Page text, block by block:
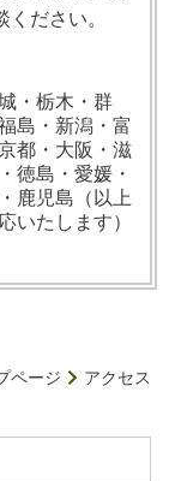
ださい。
・栃木・群
島・新潟・富
都・大阪・滋
徳島・愛媛・
鹿児島（以上
いたします）
ページ アクセス